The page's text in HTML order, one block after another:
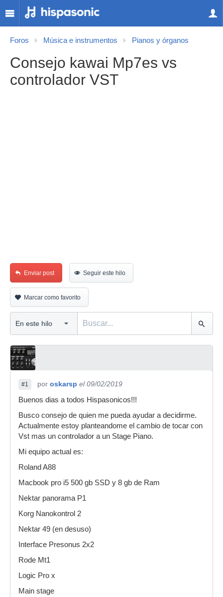
Foros Música e instrumentos Pianos y órganos
Consejo kawai Mp7es vs
controlador VST
Enviar post Seguir este hilo
Marcar como favorito
#1 por oskarsp el 09/02/2019
Buenos dias a todos Hispasonicos!!!
Busco consejo de quien me pueda ayudar a decidirme.
Actualmente estoy planteandome el cambio de tocar con
Vst mas un controlador a un Stage Piano.
Mi equipo actual es:
Roland A88
Macbook pro i5 500 gb SSD y 8 gb de Ram
Nektar panorama P1
Korg Nanokontrol 2
Nektar 49 (en desuso)
Interface Presonus 2x2
Rode Mt1
Logic Pro x
Main stage